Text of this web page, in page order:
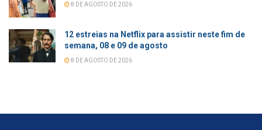
8 DE AGOSTO DE 2026
12 estreias na Netflix para assistir neste fim de
semana, 08 e 09 de agosto
8 DE AGOSTO DE 2026